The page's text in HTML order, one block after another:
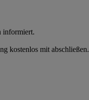
informiert.
kostenlos mit abschließen.